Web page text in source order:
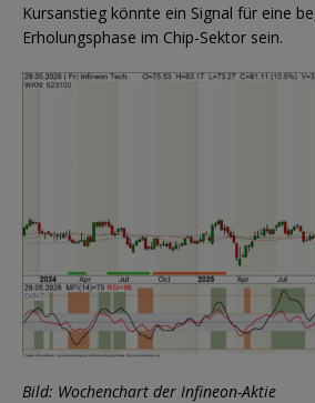
Kursanstieg könnte ein Signal für eine
Erholungsphase im Chip-Sektor sein.
Bild: Wochenchart der Infineon-Aktie